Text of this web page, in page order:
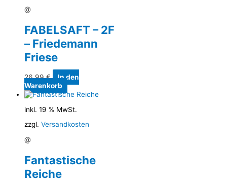
@
FABELSAFT – 2F
– Friedemann
Friese
26,99€
In den
Warenkorb
inkl. 19 % MwSt.
zzgl. Versandkosten
@
Fantastische
Reiche